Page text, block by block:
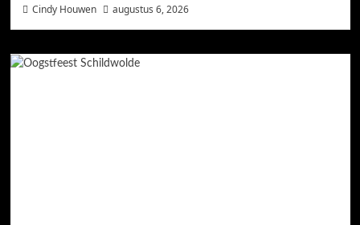
Cindy Houwen augustus 6, 2026